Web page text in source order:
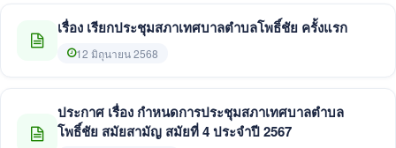
เรื่อง เรียกประชุมสภาเทศบาลตำบลโพธิ์ชัย ครั้งแรก
12 มิถุนายน 2568
ประกาศ เรื่อง กำหนดการประชุมสภาเทศบาลตำบล
โพธิ์ชัย สมัยสามัญ สมัยที่ 4 ประจำปี 2567